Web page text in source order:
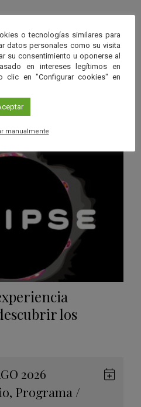
Ver más
2028
/Gérgal
los
2026
, Programa /
o tecnologías similares para
datos personales como su visita
su consentimiento u oponerse al
en intereses legítimos en
clic en "Configurar cookies" en
manualmente